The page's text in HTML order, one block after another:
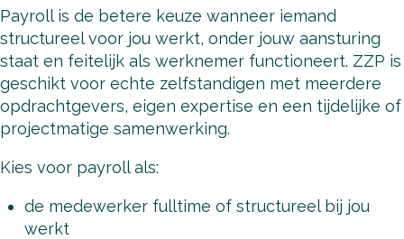
Payroll is de betere keuze wanneer iemand
structureel voor jou werkt, onder jouw aansturing
staat en feitelijk als werknemer functioneert. ZZP is
geschikt voor echte zelfstandigen met meerdere
opdrachtgevers, eigen expertise en een tijdelijke of
projectmatige samenwerking.
Kies voor payroll als:
de medewerker fulltime of structureel bij jou
werkt